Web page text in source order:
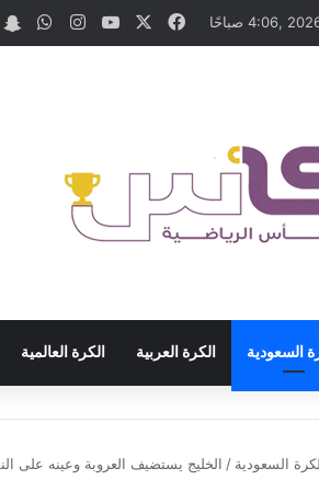
فيسبوك ‫YouTubeانستقرام
السعودية الكرة العربية الكرة العالمية
السعودية / الخليج يستضيف العروبة وعينه على